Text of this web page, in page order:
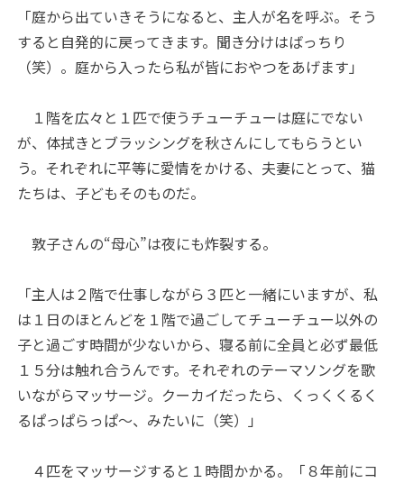
「庭から出ていきそうになると、主人が名を呼ぶ。そう
すると自発的に戻ってきます。聞き分けはばっちり
（笑）。庭から入ったら私が皆におやつをあげます」
１階を広々と１匹で使うチューチューは庭にでない
が、体拭きとブラッシングを秋さんにしてもらうとい
う。それぞれに平等に愛情をかける、夫妻にとって、猫
たちは、子どもそのものだ。
敦子さんの“母心”は夜にも炸裂する。
「主人は２階で仕事しながら３匹と一緒にいますが、私
は１日のほとんどを１階で過ごしてチューチュー以外の
子と過ごす時間が少ないから、寝る前に全員と必ず最低
１５分は触れ合うんです。それぞれのテーマソングを歌
いながらマッサージ。クーカイだったら、くっくくるく
るぱっぱらっぱ～、みたいに（笑）」
４匹をマッサージすると１時間かかる。「８年前にコ